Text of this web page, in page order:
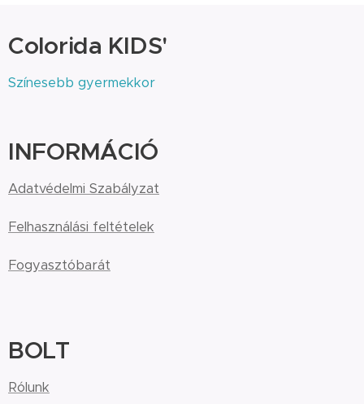
Colorida KIDS'
Színesebb gyermekkor
INFORMÁCIÓ
Adatvédelmi Szabályzat
Felhasználási feltételek
Fogyasztóbarát
BOLT
Rólunk